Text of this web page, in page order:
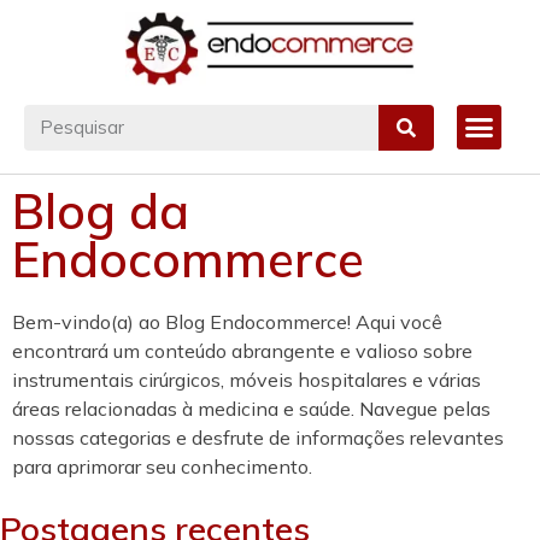
Blog da
Endocommerce
Bem-vindo(a) ao Blog Endocommerce! Aqui você
encontrará um conteúdo abrangente e valioso sobre
instrumentais cirúrgicos, móveis hospitalares e várias
áreas relacionadas à medicina e saúde. Navegue pelas
nossas categorias e desfrute de informações relevantes
para aprimorar seu conhecimento.
Postagens recentes